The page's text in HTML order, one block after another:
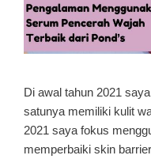
Di awal tahun 2021
satunya memiliki kulit
2021 saya fokus
memperbaiki skin